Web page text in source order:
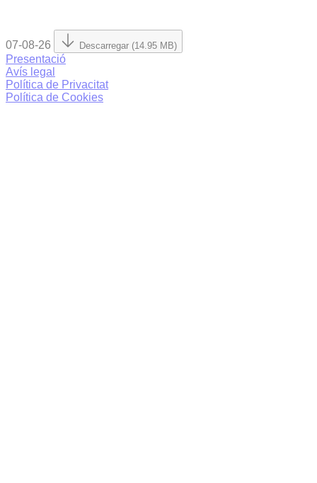
07-08-26 Descarregar (14.95 MB)
Presentació
Avís legal
Política de Privacitat
Política de Cookies